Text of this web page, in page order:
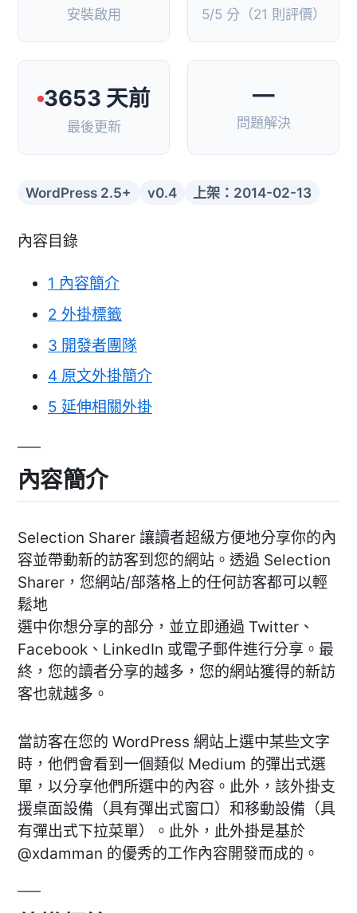
安裝啟用 5/5 分（21 則評價）
3653 天前
最後更新
—
問題解決
WordPress 2.5+ v0.4 上架：2014-02-13
內容目錄
1 內容簡介
2 外掛標籤
3 開發者團隊
4 原文外掛簡介
5 延伸相關外掛
內容簡介
Selection Sharer 讓讀者超級方便地分享你的內
容並帶動新的訪客到您的網站。透過 Selection
Sharer，您網站/部落格上的任何訪客都可以輕
鬆地
選中你想分享的部分，並立即通過 Twitter、
Facebook、LinkedIn 或電子郵件進行分享。最
終，您的讀者分享的越多，您的網站獲得的新訪
客也就越多。
當訪客在您的 WordPress 網站上選中某些文字
時，他們會看到一個類似 Medium 的彈出式選
單，以分享他們所選中的內容。此外，該外掛支
援桌面設備（具有彈出式窗口）和移動設備（具
有彈出式下拉菜單）。此外，此外掛是基於
@xdamman 的優秀的工作內容開發而成的。